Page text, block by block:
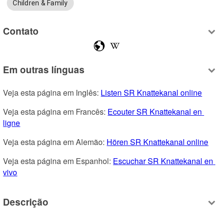
Children & Family
Contato
Em outras línguas
Veja esta página em Inglês: Listen SR Knattekanal online
Veja esta página em Francês: Ecouter SR Knattekanal en
ligne
Veja esta página em Alemão: Hören SR Knattekanal online
Veja esta página em Espanhol: Escuchar SR Knattekanal en
vivo
Descrição